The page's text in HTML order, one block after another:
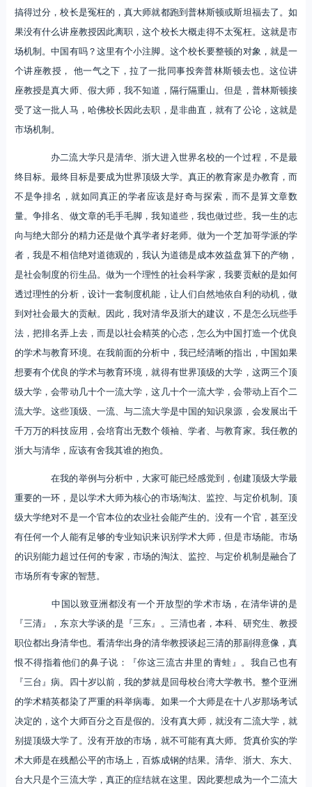
搞得过分，校长是冤枉的，真大师就都跑到普林斯顿或斯坦福去了。如
果没有什么讲座教授因此离职，这个校长大概走得不太冤枉。这就是市
场机制。中国有吗？这里有个小注脚。这个校长要整顿的对象，就是一
个讲座教授， 他一气之下，拉了一批同事投奔普林斯顿去也。这位讲
座教授是真大师、假大师，我不知道，隔行隔重山。但是，普林斯顿接
受了这一批人马，哈佛校长因此去职，是非曲直，就有了公论，这就是
市场机制。
办二流大学只是清华、浙大进入世界名校的一个过程，不是最
终目标。最终目标是要成为世界顶级大学。真正的教育家是办教育，而
不是争排名，就如同真正的学者应该是好奇与探索，而不是算文章数
量。争排名、做文章的毛手毛脚，我知道些，我也做过些。我一生的志
向与绝大部分的精力还是做个真学者好老师。做为一个芝加哥学派的学
者，我是不相信绝对道德观的，我认为道德是成本效益盘算下的产物，
是社会制度的衍生品。做为一个理性的社会科学家，我要贡献的是如何
透过理性的分析，设计一套制度机能，让人们自然地依自利的动机，做
到对社会最大的贡献。因此，我对清华及浙大的建议，不是怎么玩些手
法，把排名弄上去，而是以社会精英的心态，怎么为中国打造一个优良
的学术与教育环境。在我前面的分析中，我已经清晰的指出，中国如果
想要有个优良的学术与教育环境，就得有世界顶级的大学，这两三个顶
级大学，会带动几十个一流大学，这几十个一流大学，会带动上百个二
流大学。这些顶级、一流、与二流大学是中国的知识泉源，会发展出千
千万万的科技应用，会培育出无数个领袖、学者、与教育家。我任教的
浙大与清华，应该有舍我其谁的抱负。
在我的举例与分析中，大家可能已经感觉到，创建顶级大学最
重要的一环，是以学术大师为核心的市场淘汰、监控、与定价机制。顶
级大学绝对不是一个官本位的农业社会能产生的。没有一个官，甚至没
有任何一个人能有足够的专业知识来识别学术大师，但是市场能。市场
的识别能力超过任何的专家，市场的淘汰、监控、与定价机制是融合了
市场所有专家的智慧。
中国以致亚洲都没有一个开放型的学术市场，在清华讲的是
『三清』，东京大学谈的是『三东』。三清也者，本科、研究生、教授
职位都出身清华也。看清华出身的清华教授谈起三清的那副得意像，真
恨不得指着他们的鼻子说：『你这三流古井里的青蛙』。我自己也有
『三台』病。四十岁以前，我的梦就是回母校台湾大学教书。整个亚洲
的学术精英都染了严重的科举病毒。如果一个大师是在十八岁那场考试
决定的，这个大师百分之百是假的。没有真大师，就没有二流大学，就
别提顶级大学了。没有开放的市场，就不可能有真大师。货真价实的学
术大师是在残酷公平的市场上，百炼成钢的结果。清华、浙大、东大、
台大只是个三流大学，真正的症结就在这里。因此要想成为一个二流大